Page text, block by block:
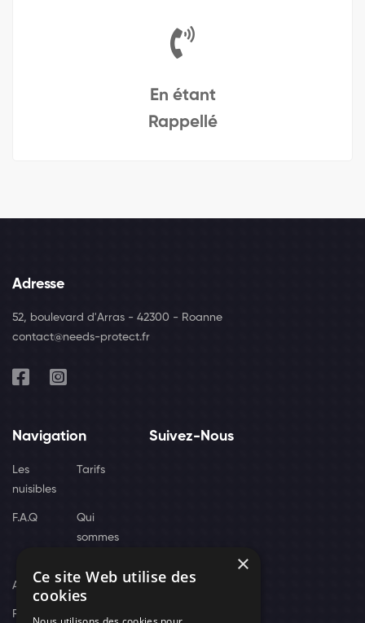
En étant
Rappellé
Adresse
52, boulevard d'Arras - 42300 - Roanne
contact@needs-protect.fr
Navigation
Les
nuisibles
Tarifs
F.A.Q
Qui
sommes
Actus
Recrutement
Suivez-Nous
×
Ce site Web utilise des
cookies